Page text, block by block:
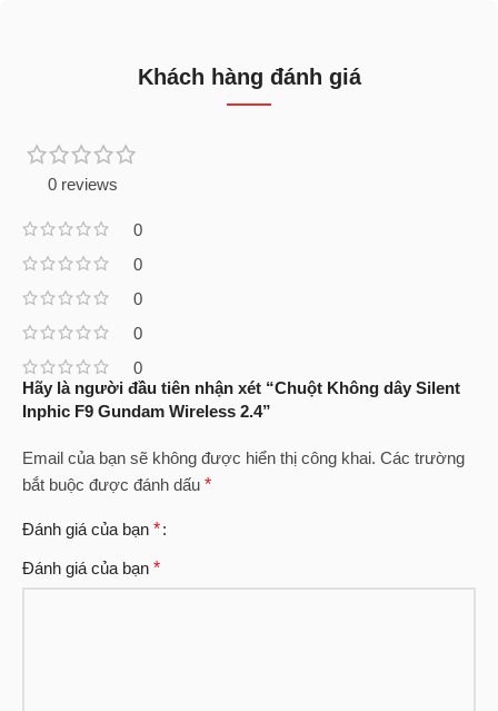
Khách hàng đánh giá
0 reviews
0
0
0
0
0
Hãy là người đầu tiên nhận xét “Chuột Không dây Silent
Inphic F9 Gundam Wireless 2.4”
Email của bạn sẽ không được hiển thị công khai. Các trường
bắt buộc được đánh dấu *
Đánh giá của bạn *
Đánh giá của bạn *